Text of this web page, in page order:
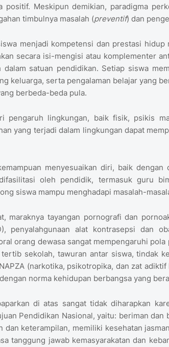
positif. Meskipun demikian, paradigma
timbulnya masalah (preventif) dan
menjadi kompetensi dan prestasi
secara isi-mengisi atau komplementer
satuan pendidikan. Setiap siswa
keluarga, serta pengalaman belajar yang
berbeda-beda pula.
pengaruh lingkungan, baik fisik, psikis
yang terjadi dalam lingkungan dapat
menyesuaikan diri, baik
oleh pendidik, termasuk guru
siswa mampu menghadapi masalah-
maraknya tayangan pornografi dan
penyalahgunaan alat kontrasepsi dan
orang dewasa sangat mempengaruhi
sekolah, tawuran antar siswa, tindak
(narkotika, psikotropika, dan zat
norma kehidupan berbangsa yang
di atas sangat tidak diharapkan
Pendidikan Nasional, yaitu: beriman dan
dan keterampilan, memiliki kesehatan
tanggung jawab kemasyarakatan dan